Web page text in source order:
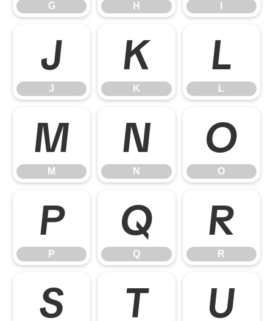
G H
J
J
K
K
L
L
M
M
N
N
O
O
P
P
Q
Q
R
R
S T U